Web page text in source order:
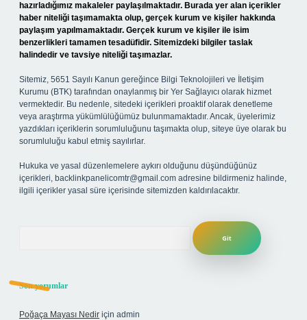
hazırladığımız makaleler paylaşılmaktadır. Burada yer alan içerikler
haber niteliği taşımamakta olup, gerçek kurum ve kişiler hakkında
paylaşım yapılmamaktadır. Gerçek kurum ve kişiler ile isim
benzerlikleri tamamen tesadüfidir. Sitemizdeki bilgiler taslak
halindedir ve tavsiye niteliği taşımazlar.
Sitemiz, 5651 Sayılı Kanun gereğince Bilgi Teknolojileri ve İletişim
Kurumu (BTK) tarafından onaylanmış bir Yer Sağlayıcı olarak hizmet
vermektedir. Bu nedenle, sitedeki içerikleri proaktif olarak denetleme
veya araştırma yükümlülüğümüz bulunmamaktadır. Ancak, üyelerimiz
yazdıkları içeriklerin sorumluluğunu taşımakta olup, siteye üye olarak bu
sorumluluğu kabul etmiş sayılırlar.
Hukuka ve yasal düzenlemelere aykırı olduğunu düşündüğünüz
içerikleri, backlinkpanelicomtr@gmail.com adresine bildirmeniz halinde,
ilgili içerikler yasal süre içerisinde sitemizden kaldırılacaktır.
Son yorumlar
Poğaça Mayası Nedir için admin